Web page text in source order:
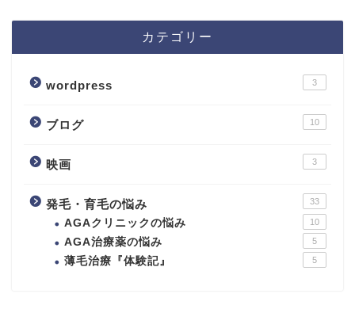
カテゴリー
wordpress 3
ブログ 10
映画 3
発毛・育毛の悩み 33
AGAクリニックの悩み 10
AGA治療薬の悩み 5
薄毛治療『体験記』 5